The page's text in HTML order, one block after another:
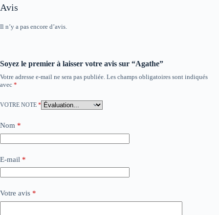
Avis
Il n’y a pas encore d’avis.
Soyez le premier à laisser votre avis sur “Agathe”
Votre adresse e-mail ne sera pas publiée. Les champs obligatoires sont indiqués
avec *
VOTRE NOTE *
Nom *
E-mail *
Votre avis *